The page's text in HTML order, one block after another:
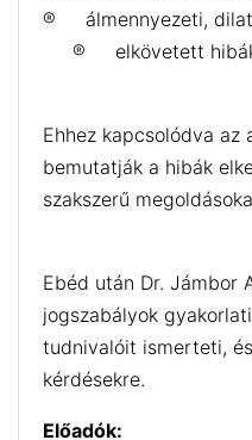
® álmennyezeti,
® elkövetett hibák,
Ehhez kapcsolódva az
bemutatják a hibák
szakszerű
Ebéd után Dr. Jámbor
jogszabályok
tudnivalóit ismerteti,
kérdésekre.
Előadók: